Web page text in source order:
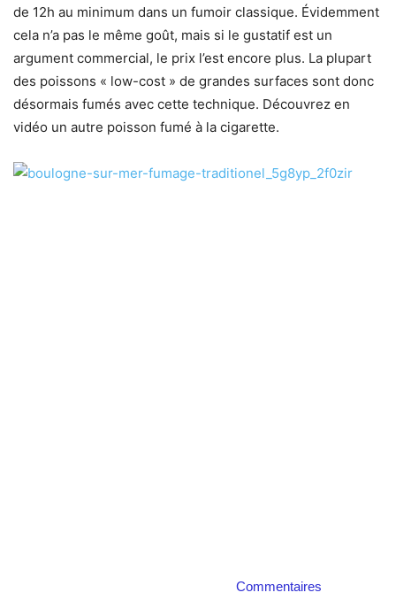
de 12h au minimum dans un fumoir classique. Évidemment
cela n’a pas le même goût, mais si le gustatif est un
argument commercial, le prix l’est encore plus. La plupart
des poissons « low-cost » de grandes surfaces sont donc
désormais fumés avec cette technique. Découvrez en
vidéo un autre poisson fumé à la cigarette.
Commentaires